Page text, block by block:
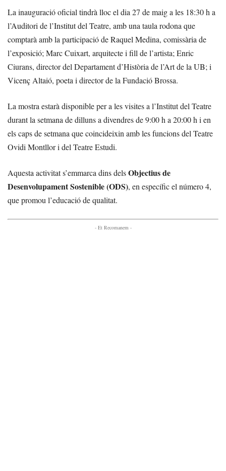
La inauguració oficial tindrà lloc el dia 27 de maig a les 18:30 h a
l’Auditori de l’Institut del Teatre, amb una taula rodona que
comptarà amb la participació de Raquel Medina, comissària de
l’exposició; Marc Cuixart, arquitecte i fill de l’artista; Enric
Ciurans, director del Departament d’Història de l’Art de la UB; i
Vicenç Altaió, poeta i director de la Fundació Brossa.
La mostra estarà disponible per a les visites a l’Institut del Teatre
durant la setmana de dilluns a divendres de 9:00 h a 20:00 h i en
els caps de setmana que coincideixin amb les funcions del Teatre
Ovidi Montllor i del Teatre Estudi.
Aquesta activitat s’emmarca dins delsObjectius de
Desenvolupament Sostenible (ODS), en específic el número 4,
que promou l’educació de qualitat.
- Et Recomanem -